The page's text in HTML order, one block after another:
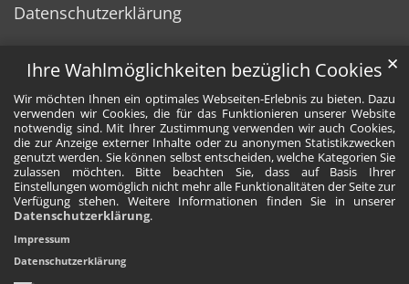
Ihre Wahlmöglichkeiten bezüglich Cookies
Wir möchten Ihnen ein optimales Webseiten-Erlebnis zu bieten. Dazu
verwenden wir Cookies, die für das Funktionieren unserer Website
notwendig sind. Mit Ihrer Zustimmung verwenden wir auch Cookies,
die zur Anzeige externer Inhalte oder zu anonymen Statistikzwecken
genutzt werden. Sie können selbst entscheiden, welche Kategorien Sie
zulassen möchten. Bitte beachten Sie, dass auf Basis Ihrer
Einstellungen womöglich nicht mehr alle Funktionalitäten der Seite zur
Verfügung stehen. Weitere Informationen finden Sie in unserer
Datenschutzerklärung.
✕
Impressum
Datenschutzerklärung
Datenschutzerklärung